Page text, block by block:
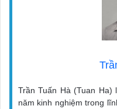
Trần Tuấn Hà (Tuan
năm kinh nghiệm trong